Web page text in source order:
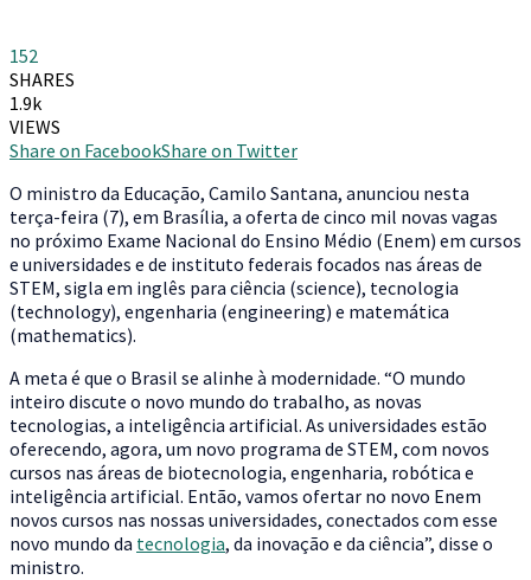
152
SHARES
1.9k
VIEWS
Share on FacebookShare on Twitter
O ministro da Educação, Camilo Santana, anunciou nesta
terça-feira (7), em Brasília, a oferta de cinco mil novas vagas
no próximo Exame Nacional do Ensino Médio (Enem) em cursos
e universidades e de instituto federais focados nas áreas de
STEM, sigla em inglês para ciência (science), tecnologia
(technology), engenharia (engineering) e matemática
(mathematics).
A meta é que o Brasil se alinhe à modernidade. “O mundo
inteiro discute o novo mundo do trabalho, as novas
tecnologias, a inteligência artificial. As universidades estão
oferecendo, agora, um novo programa de STEM, com novos
cursos nas áreas de biotecnologia, engenharia, robótica e
inteligência artificial. Então, vamos ofertar no novo Enem
novos cursos nas nossas universidades, conectados com esse
novo mundo da tecnologia, da inovação e da ciência”, disse o
ministro.